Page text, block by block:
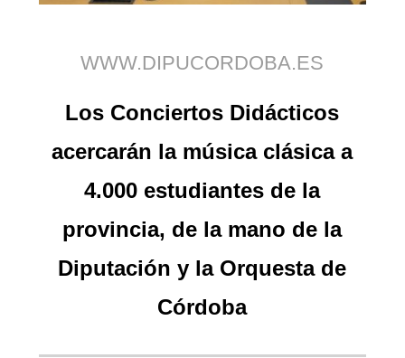
WWW.DIPUCORDOBA.ES
Los Conciertos Didácticos
acercarán la música clásica a
4.000 estudiantes de la
provincia, de la mano de la
Diputación y la Orquesta de
Córdoba